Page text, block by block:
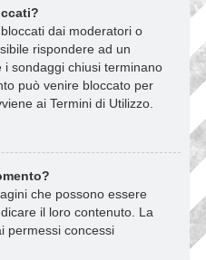
dai moderatori o
rispondere ad un
sondaggi chiusi terminano
può venire bloccato per
ai Termini di Utilizzo.
che possono essere
il loro contenuto. La
permessi concessi